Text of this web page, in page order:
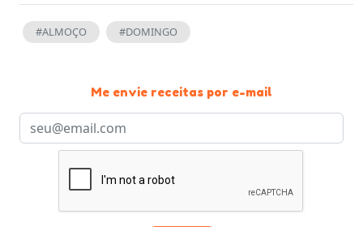
#ALMOÇO #DOMINGO
Me envie receitas por e-mail